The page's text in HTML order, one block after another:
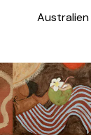
Australien